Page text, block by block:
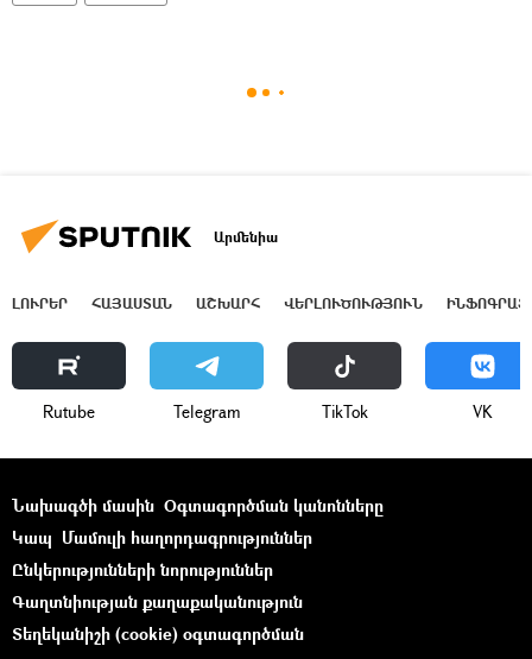
Արմենիա
ԼՈՒՐԵՐ ՀԱՅԱՍՏԱՆ ԱՇԽԱՐՀ ՎԵՐԼՈՒԾՈՒԹՅՈՒՆ
Rutube Telegram ТikТоk VK
Նախագծի մասին Օգտագործման կանոնները
Կապ Մամուլի հաղորդագրություններ
Ընկերությունների նորություններ
Գաղտնիության քաղաքականություն
Տեղեկանիշի (cookie) օգտագործման